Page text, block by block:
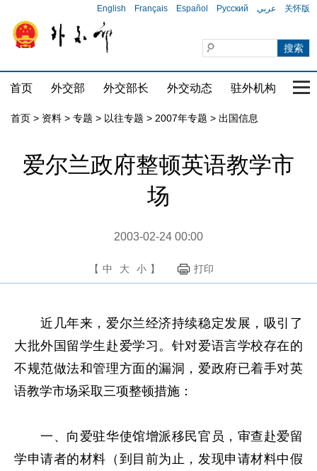
English Français Español Русский عربي 关怀版
首页 外交部 外交部长 外交动态 驻外机构 国
首页 > 资料 > 专题 > 以往专题 > 2007年专题 > 出国信息
爱尔兰政府整顿英语教学市
场
2003-02-24 00:00
【 中 大 小 】 打印
近几年来，爱尔兰经济持续稳定发展，吸引了
大批外国留学生赴爱学习。针对爱语言学校存在的
不规范做法和管理方面的漏洞，爱政府已着手对英
语教学市场采取三项整顿措施：
一、向爱驻华使馆增派移民官员，审查赴爱留
学申请者的材料（到目前为止，发现申请材料中假